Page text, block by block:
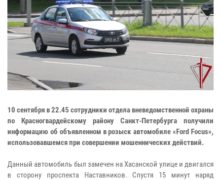
10 сентября в 22.45 сотрудники отдела вневедомственной охраны
по Красногвардейскому району Санкт-Петербурга получили
информацию об объявленном в розыск автомобиле «Ford Focus»,
использовавшемся при совершении мошеннических действий.
Данный автомобиль был замечен на Хасанской улице и двигался
в сторону проспекта Наставников. Спустя 15 минут наряд